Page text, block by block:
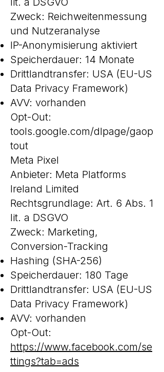
Zweck: Reichweitenmessung
und Nutzeranalyse
IP-Anonymisierung aktiviert
Speicherdauer: 14 Monate
Drittlandtransfer: USA (EU-US
Data Privacy Framework)
AVV: vorhanden
Opt-Out:
tools.google.com/dlpage/gaop
tout
Meta Pixel
Anbieter: Meta Platforms
Ireland Limited
Rechtsgrundlage: Art. 6 Abs. 1
lit. a DSGVO
Zweck: Marketing,
Conversion-Tracking
Hashing (SHA-256)
Speicherdauer: 180 Tage
Drittlandtransfer: USA (EU-US
Data Privacy Framework)
AVV: vorhanden
Opt-Out:
https://www.facebook.com/se
ttings?tab=ads